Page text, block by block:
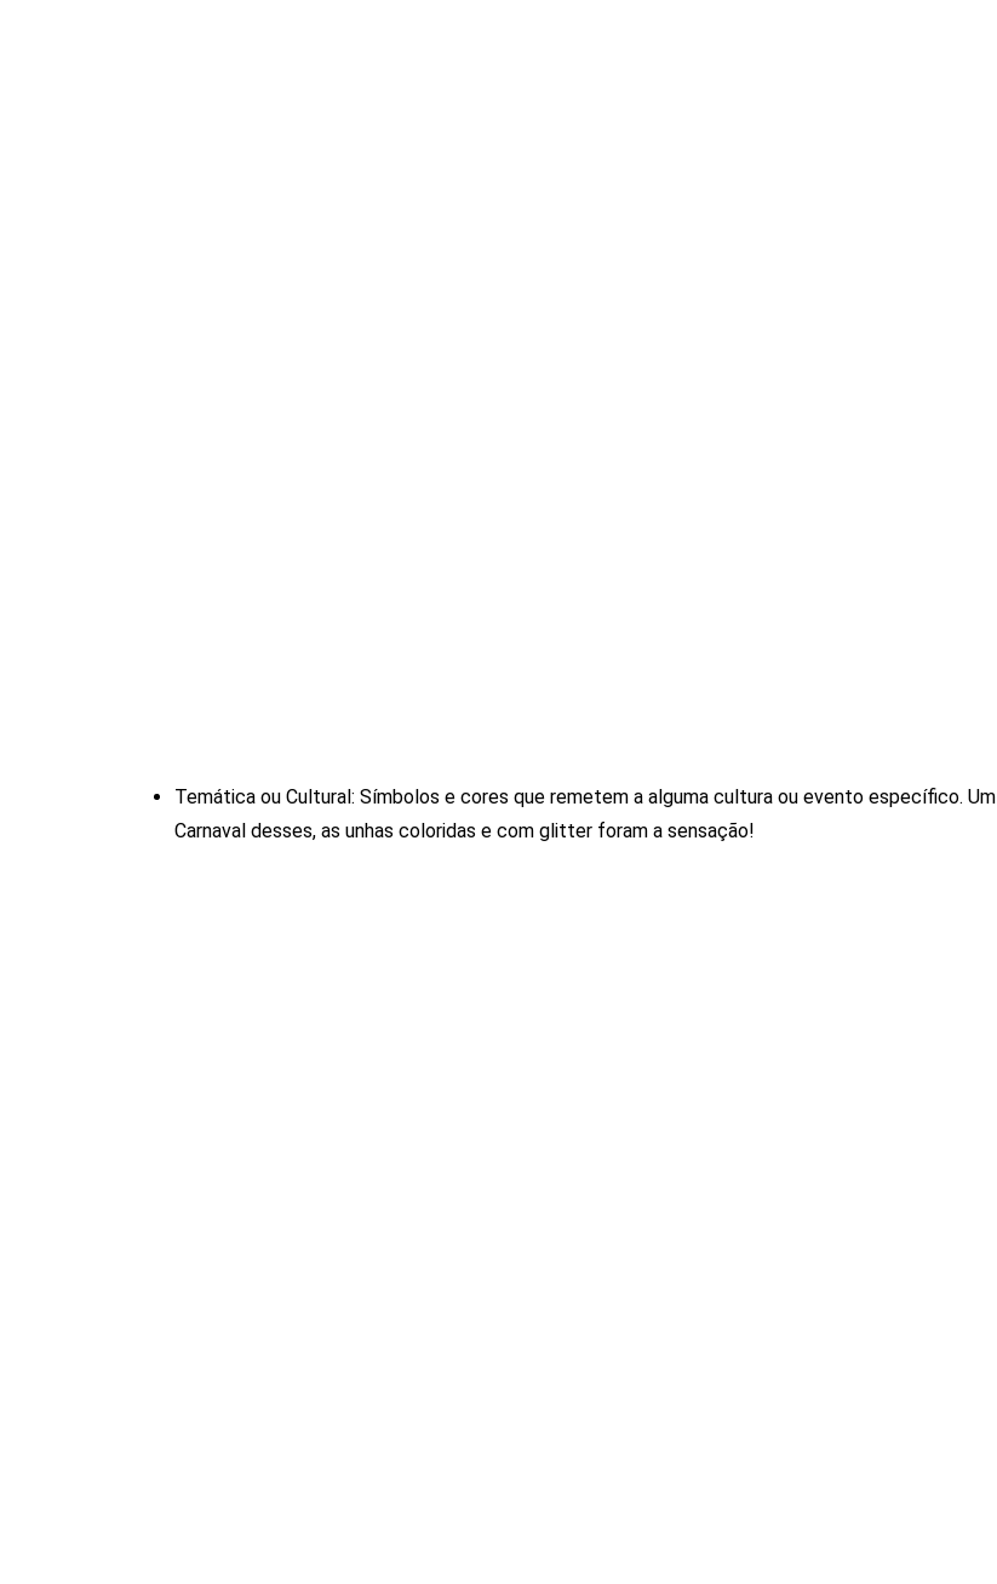
Temática ou Cultural: Símbolos e cores que remetem a alguma cultura ou evento específico. Um
Carnaval desses, as unhas coloridas e com glitter foram a sensação!